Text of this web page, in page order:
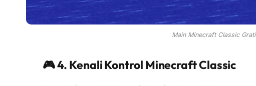
Main Minecraft Classic
🎮 4. Kenali Kontrol Minecraft Classic